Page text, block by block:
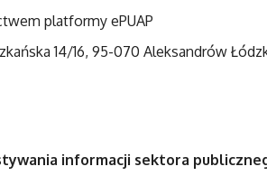
platformy ePUAP
14/16, 95-070 Aleksandrów
informacji sektora